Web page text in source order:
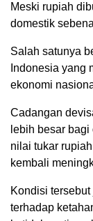
Meski rupiah
domestik
Salah satunya
Indonesia yang
ekonomi
Cadangan
lebih besar
nilai tukar
kembali
Kondisi
terhadap